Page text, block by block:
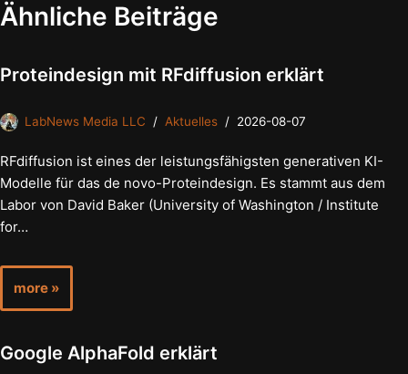
Ähnliche Beiträge
Proteindesign mit RFdiffusion erklärt
LabNews Media LLC Aktuelles 2026-08-07
RFdiffusion ist eines der leistungsfähigsten generativen KI-
Modelle für das de novo-Proteindesign. Es stammt aus dem
Labor von David Baker (University of Washington / Institute
for…
more »
Google AlphaFold erklärt